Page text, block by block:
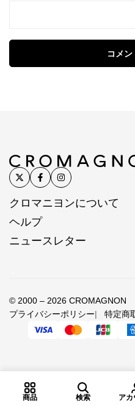
コメ
クロマニヨンについて
ヘルプ
ニュースレター
© 2000 – 2026 CROMAGNON
プライバシーポリシー
特定商
商品 検索 アカ